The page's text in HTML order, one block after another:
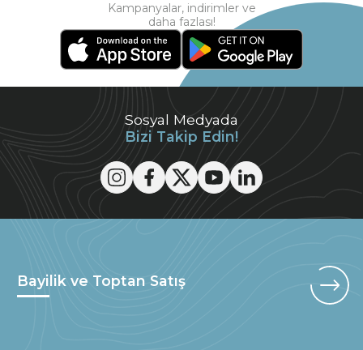
Sosyal Medyada
Bizi Takip Edin!
Kampanyalar, indirimler ve
daha fazlası!
Bayilik ve Toptan Satış